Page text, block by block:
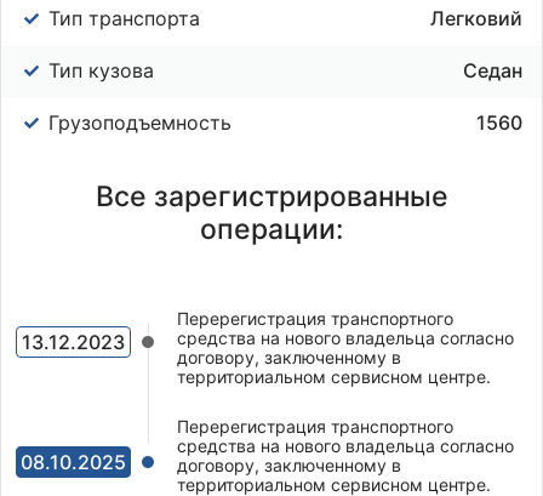
Тип транспорта
Легковий
Тип кузова Седан
Грузоподъемность 1560
Все зарегистрированные
операции:
13.12.2023
Перерегистрация транспортного
средства на нового владельца согласно
договору, заключенному в
территориальном сервисном центре.
08.10.2025
Перерегистрация транспортного
средства на нового владельца согласно
договору, заключенному в
территориальном сервисном центре.